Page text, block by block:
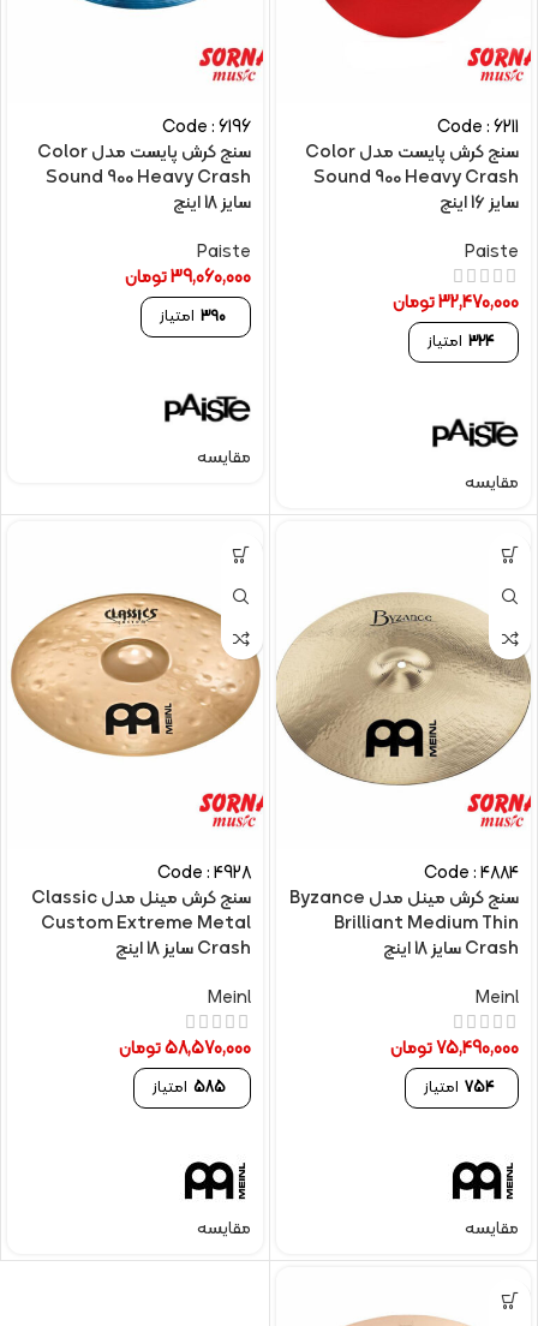
Code : 6211
سنج کرش پایست مدل Color
Sound 900 Heavy Crash
سایز 16 اینچ
Paiste
32,470,000تومان
324 امتیاز
مقایسه
Code : 6196
سنج کرش پایست مدل Color
Sound 900 Heavy Crash
سایز 18 اینچ
Paiste
39,060,000تومان
390 امتیاز
مقایسه
Code : 4884
سنج کرش مینل مدل Byzance
Brilliant Medium Thin
Crash سایز 18 اینچ
Meinl
75,490,000تومان
754 امتیاز
مقایسه
Code : 4928
سنج کرش مینل مدل Classic
Custom Extreme Metal
Crash سایز 18 اینچ
Meinl
58,570,000تومان
585 امتیاز
مقایسه